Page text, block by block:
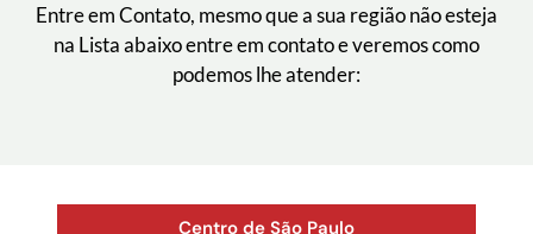
Entre em Contato, mesmo que a sua região não esteja
na Lista abaixo entre em contato e veremos como
podemos lhe atender:
Centro de São Paulo